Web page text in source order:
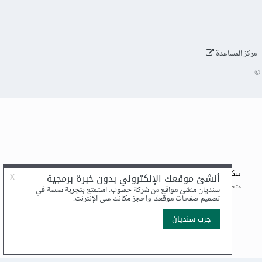
مركز المساعدة
©